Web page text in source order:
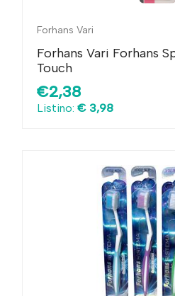
Forhans Vari
Forhans Vari Forhans
Touch
€2,38
Listino: € 3,98